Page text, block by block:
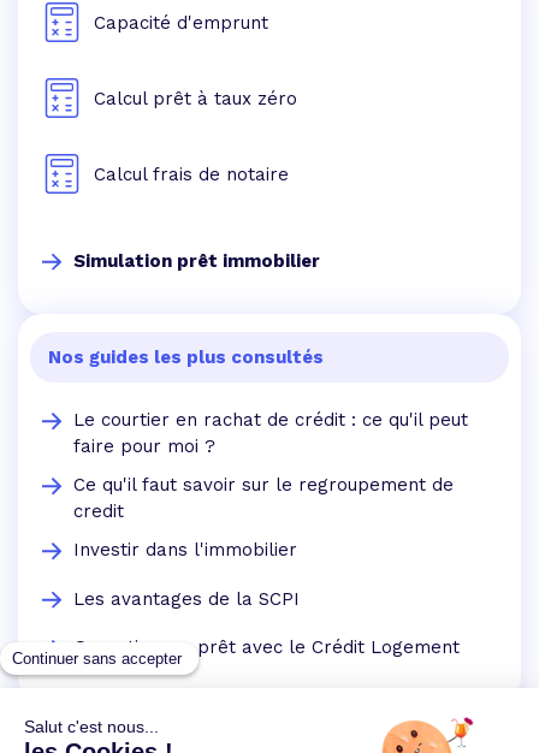
Capacité d'emprunt
Calcul prêt à taux zéro
Calcul frais de notaire
Simulation prêt immobilier
Nos guides les plus consultés
Le courtier en rachat de crédit : ce qu'il peut
faire pour moi ?
Ce qu'il faut savoir sur le regroupement de
credit
Investir dans l'immobilier
Les avantages de la SCPI
Garantir mon prêt avec le Crédit Logement